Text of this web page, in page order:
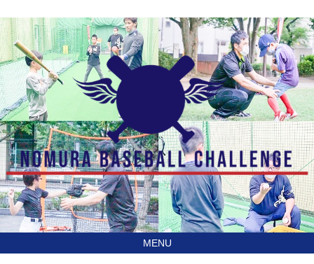
あなたの住んでる地域に
行きます！
訪問型野球教室野村ベースボールチャレンジ（NBC）